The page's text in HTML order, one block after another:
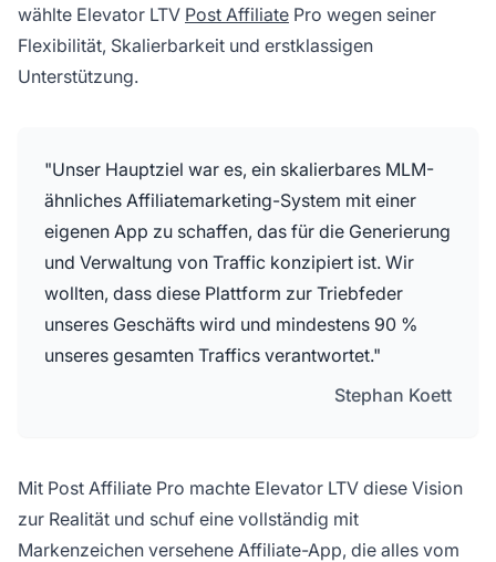
wählte Elevator LTV Post Affiliate Pro wegen seiner
Flexibilität, Skalierbarkeit und erstklassigen
Unterstützung.
"Unser Hauptziel war es, ein skalierbares MLM-
ähnliches Affiliatemarketing-System mit einer
eigenen App zu schaffen, das für die Generierung
und Verwaltung von Traffic konzipiert ist. Wir
wollten, dass diese Plattform zur Triebfeder
unseres Geschäfts wird und mindestens 90 %
unseres gesamten Traffics verantwortet."
Stephan Koett
Mit Post Affiliate Pro machte Elevator LTV diese Vision
zur Realität und schuf eine vollständig mit
Markenzeichen versehene Affiliate-App, die alles vom